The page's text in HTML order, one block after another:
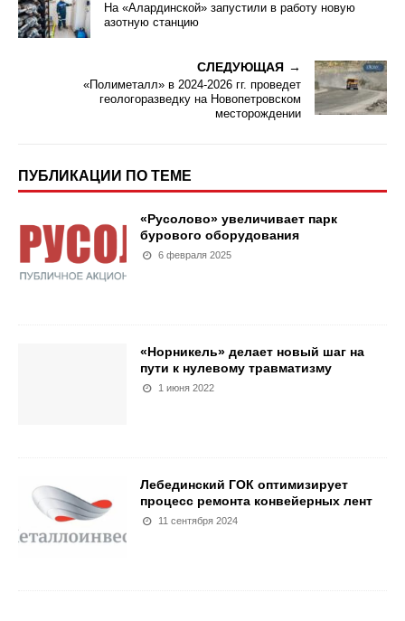
На «Алардинской» запустили в работу новую
азотную станцию
СЛЕДУЮЩАЯ
«Полиметалл» в 2024-2026 гг. проведет
геологоразведку на Новопетровском
месторождении
ПУБЛИКАЦИИ ПО ТЕМЕ
«Русолово» увеличивает парк
бурового оборудования
6 февраля 2025
«Норникель» делает новый шаг на
пути к нулевому травматизму
1 июня 2022
Лебединский ГОК оптимизирует
процесс ремонта конвейерных лент
11 сентября 2024